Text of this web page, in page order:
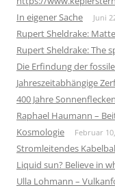
In eigener Sache Juni
Rupert Sheldrake:
Rupert Sheldrake: The
Die Erfindung der
Jahreszeitabhängige
400 Jahre
Raphael Haumann –
Kosmologie
Februar
Stromleitendes
Liquid sun? Believe in
Ulla Lohmann –